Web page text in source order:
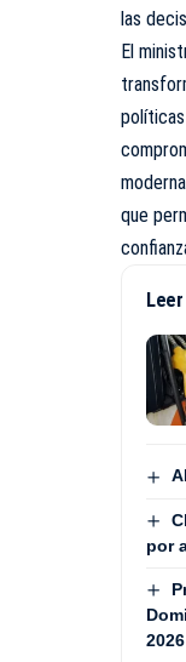
las
El
que
por
2026